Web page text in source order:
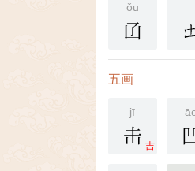
ǒu
𠙶
五画
jī
吉
击